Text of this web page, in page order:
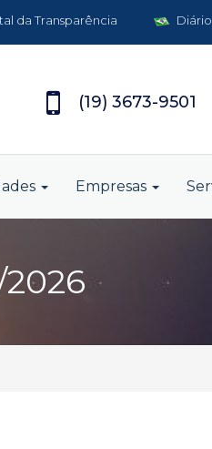
da Transparência
(19) 3673-9501
Empresas
2026